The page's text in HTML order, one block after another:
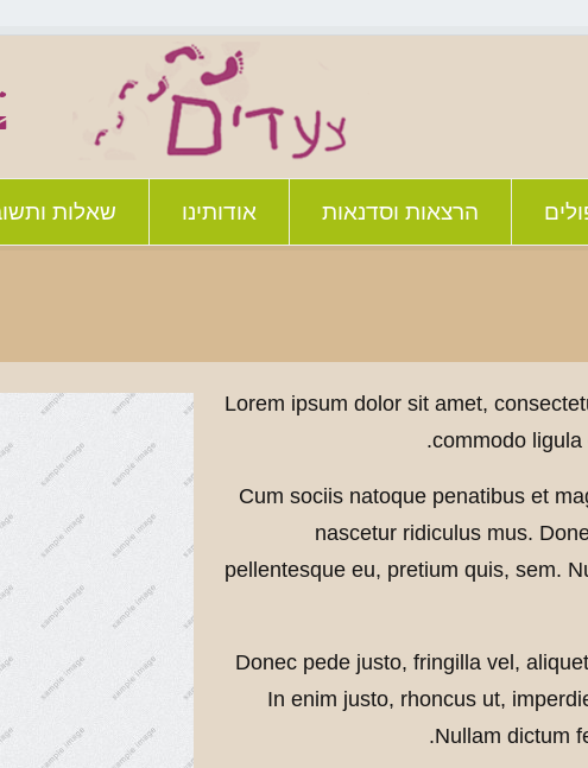
הרצאות וסדנאות אודותינו שאלות
Lorem ipsum dolor sit amet,
commodo ligula
Cum sociis natoque penatibus et
nascetur ridiculus mus.
pellentesque eu, pretium quis, sem.
Donec pede justo, fringilla vel,
In enim justo, rhoncus ut,
Nullam dictum